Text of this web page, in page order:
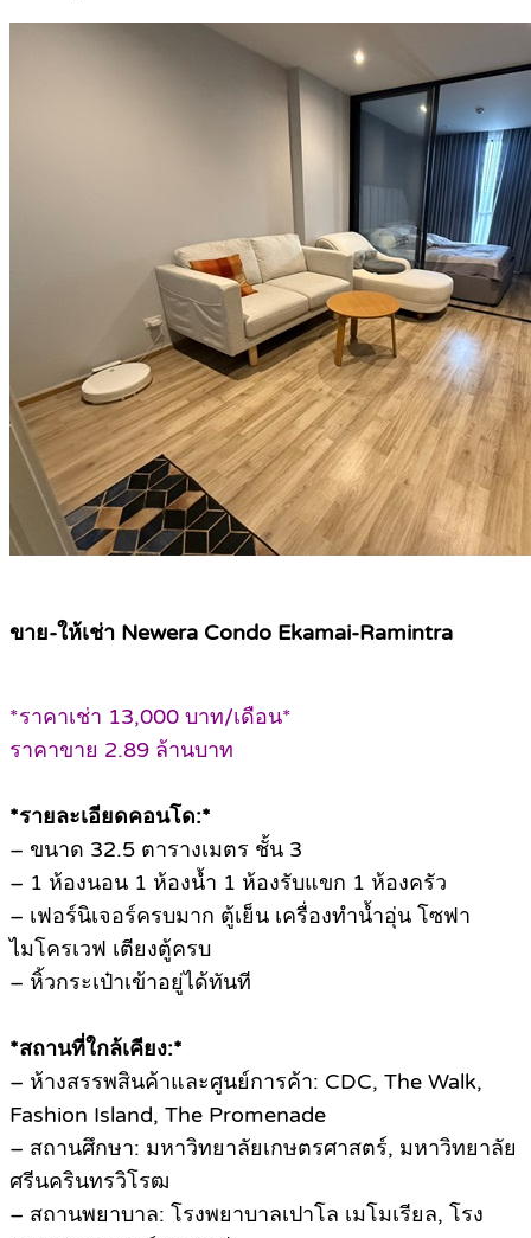
ขาย-ให้เช่า Newera Condo Ekamai-Ramintra
*ราคาเช่า 13,000 บาท/เดือน*
ราคาขาย 2.89 ล้านบาท
*รายละเอียดคอนโด:*
– ขนาด 32.5 ตารางเมตร ชั้น 3
– 1 ห้องนอน 1 ห้องน้ำ 1 ห้องรับแขก 1 ห้องครัว
– เฟอร์นิเจอร์ครบมาก ตู้เย็น เครื่องทำน้ำอุ่น โซฟา
ไมโครเวฟ เตียงตู้ครบ
– หิ้วกระเป๋าเข้าอยู่ได้ทันที
*สถานที่ใกล้เคียง:*
– ห้างสรรพสินค้าและศูนย์การค้า: CDC, The Walk,
Fashion Island, The Promenade
– สถานศึกษา: มหาวิทยาลัยเกษตรศาสตร์, มหาวิทยาลัย
ศรีนครินทรวิโรฒ
– สถานพยาบาล: โรงพยาบาลเปาโล เมโมเรียล, โรง